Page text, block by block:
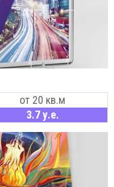
от 20 кв.м
3.7 у.е.